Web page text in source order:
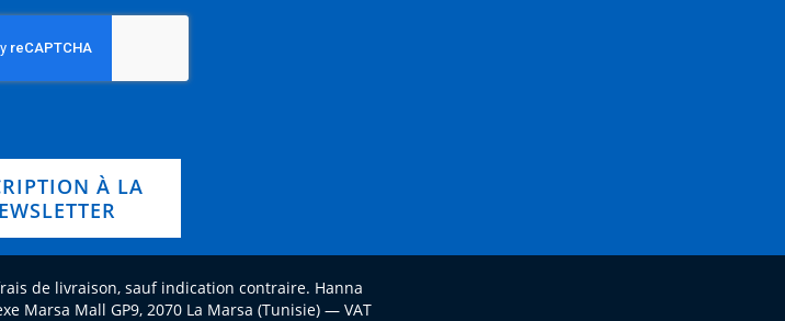
À LA
de livraison, sauf indication contraire. Hanna
Marsa Mall GP9, 2070 La Marsa (Tunisie) — VAT